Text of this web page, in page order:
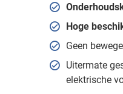
Hoge
Geen
Uitermate
elektrische